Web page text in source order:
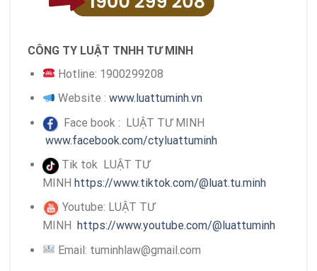
CÔNG TY LUẬT TNHH TƯ MINH
Hotline: 1900299208
Website :www.luattuminh.vn
Face book : LUẬT TƯ MINH
www.facebook.com/ctyluattuminh
Tik tok LUẬT TƯ
MINH https://www.tiktok.com/@luat.tu.minh
Youtube: LUẬT TƯ
MINH https://www.youtube.com/@luattuminh
Email: tuminhlaw@gmail.com